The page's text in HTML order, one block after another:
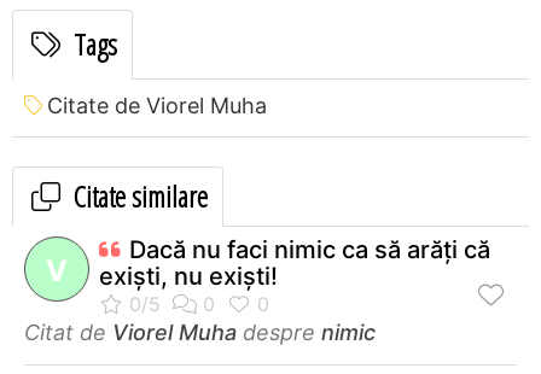
Tags
Citate de Viorel Muha
Citate similare
V
Dacă nu faci nimic ca să arăţi că
exişti, nu exişti!
Citat de Viorel Muha despre nimic